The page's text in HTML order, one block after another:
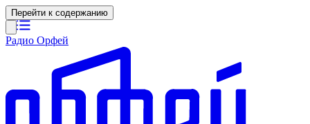
Перейти к содержанию
Радио Орфей